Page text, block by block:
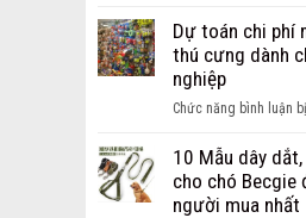
Dự toán chi phí
thú cưng dành
nghiệp
Chức năng bình luận
10 Mẫu dây
cho chó Becgie
người mua nhất